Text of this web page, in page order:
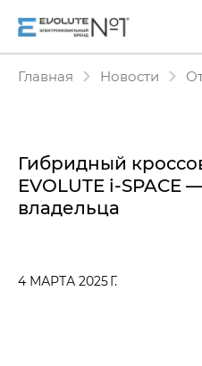
Главная Новости
Гибридный
EVOLUTE
владельца
4 МАРТА 2025 Г.